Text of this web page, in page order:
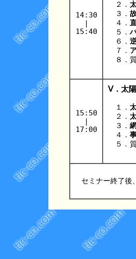
14:30
|
15:40
２．
３．
４．
５．
６．
７．
８．
15:50
|
17:00
Ⅴ．太
１．
２．
３．
４．
５．
セミナー終了後